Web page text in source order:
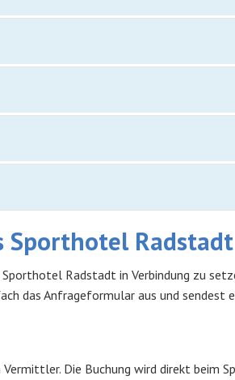
Sporthotel Radstadt
Radstadt in Verbindung zu
das Anfrageformular aus und sendest
Die Buchung wird direkt beim